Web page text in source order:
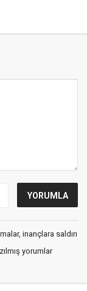
inançlara saldırı
yorumlar